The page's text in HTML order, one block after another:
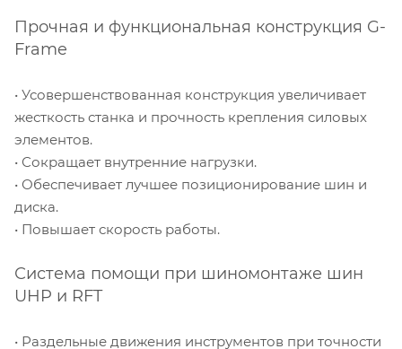
Прочная и функциональная конструкция G-
Frame
• Усовершенствованная конструкция увеличивает
жесткость станка и прочность крепления силовых
элементов.
• Сокращает внутренние нагрузки.
• Обеспечивает лучшее позиционирование шин и
диска.
• Повышает скорость работы.
Система помощи при шиномонтаже шин
UHP и RFT
• Раздельные движения инструментов при точности